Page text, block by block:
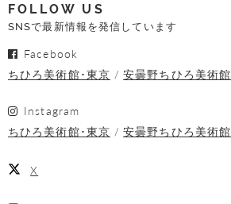
FOLLOW US
SNSで最新情報を発信しています
Facebook
ちひろ美術館･東京
安曇野ちひろ美術館
Instagram
ちひろ美術館･東京
安曇野ちひろ美術館
X